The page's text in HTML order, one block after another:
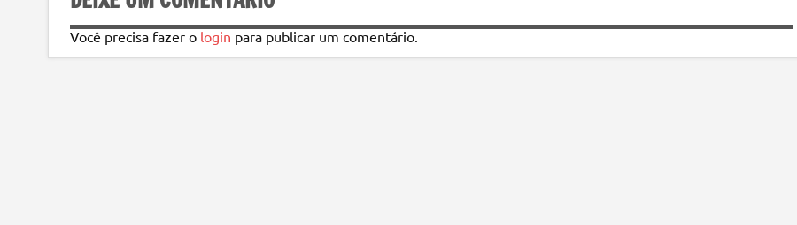
Você precisa fazer o login para publicar um comentário.